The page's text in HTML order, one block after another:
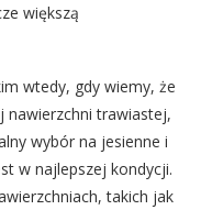
większą
wtedy, gdy wiemy, że
nawierzchni trawiastej,
wybór na jesienne i
w najlepszej kondycji.
takich jak